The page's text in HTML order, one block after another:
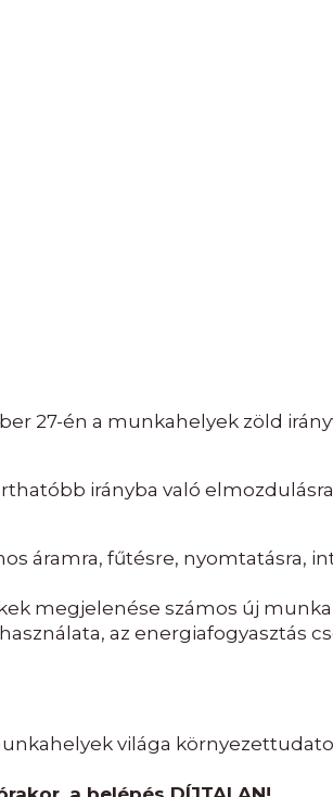
27-én a munkahelyek zöld
irányba való
áramra, fűtésre, nyomtatásra,
megjelenése számos új
az energiafogyasztás
világa